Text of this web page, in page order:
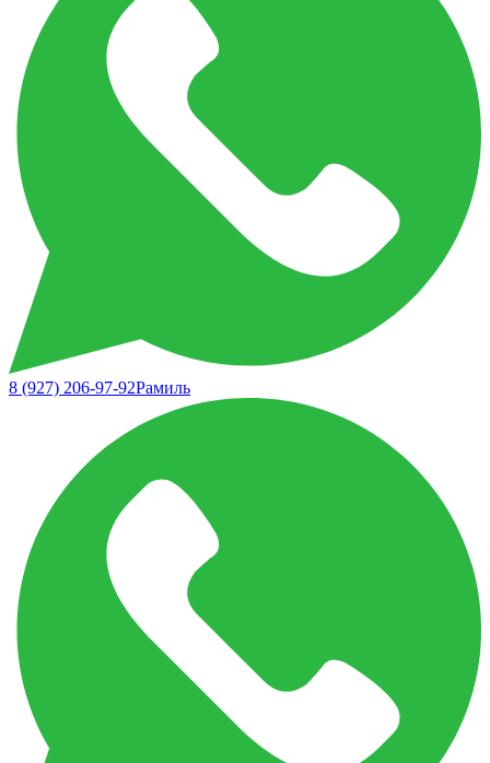
8 (927) 206-97-92Рамиль